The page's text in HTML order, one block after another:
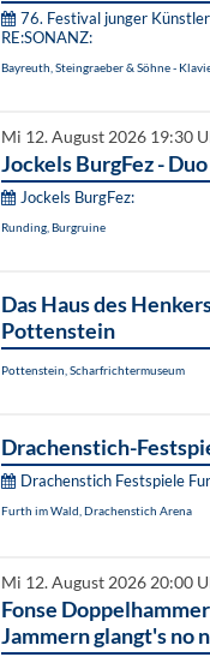
76. Festival junger
RE:SONANZ:
Bayreuth, Steingraeber & Söhne -
Mi 12. August 2026 19:30
Jockels BurgFez -
Jockels BurgFez:
Runding, Burgruine
Das Haus des
Pottenstein
Pottenstein, Scharfrichtermuseum
Drachenstich-
Drachenstich Festspiele
Furth im Wald, Drachenstich Arena
Mi 12. August 2026 20:00
Fonse
Jammern glangt's no